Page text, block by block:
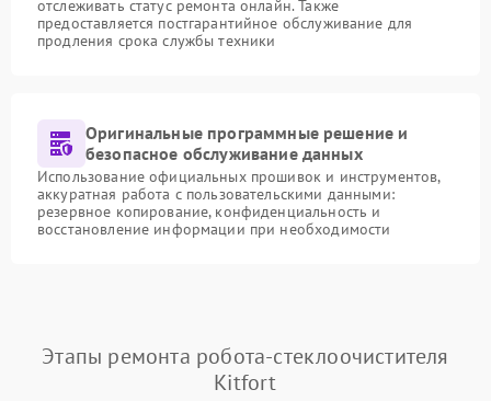
отслеживать статус ремонта онлайн. Также
предоставляется постгарантийное обслуживание для
продления срока службы техники
Оригинальные программные решение и
безопасное обслуживание данных
Использование официальных прошивок и инструментов,
аккуратная работа с пользовательскими данными:
резервное копирование, конфиденциальность и
восстановление информации при необходимости
Этапы ремонта робота-стеклоочистителя
Kitfort